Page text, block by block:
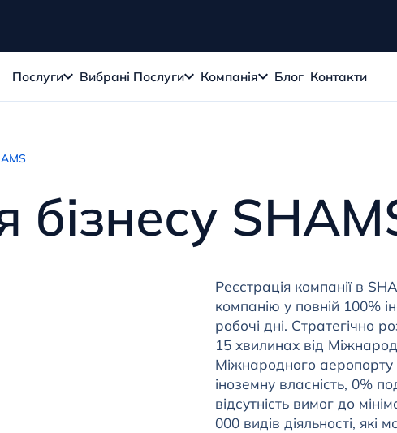
Послуги Вибрані Послуги Компанія Блог Контакти
бізнесу
Реєстрація компанії в
компанію у повній 100%
робочі дні.
15 хвилинах від
Міжнародного
іноземну власність, 0%
відсутність вимог до
000 видів діяльності,